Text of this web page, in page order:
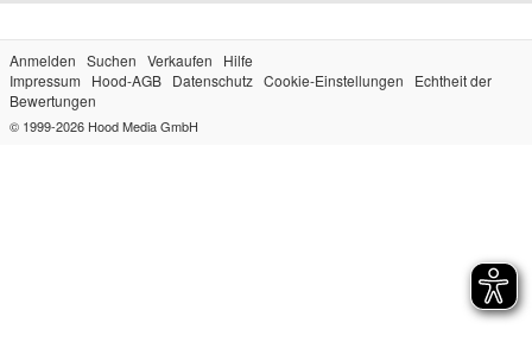
Anmelden Suchen Verkaufen
Hilfe
Impressum
Hood-AGB Datenschutz Cookie-Einstellungen
Echtheit der
Bewertungen
© 1999-2026 Hood Media GmbH